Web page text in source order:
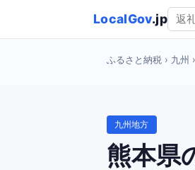
LocalGov.jp
ふるさと納税 › 九州
九州地方
熊本県